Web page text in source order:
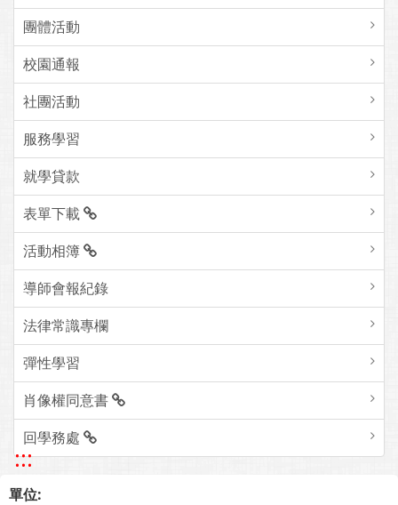
團體活動
校園通報
社團活動
服務學習
就學貸款
表單下載
活動相簿
導師會報紀錄
法律常識專欄
彈性學習
肖像權同意書
回學務處
:::
單位: